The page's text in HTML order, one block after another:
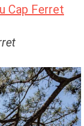
Cap Ferret